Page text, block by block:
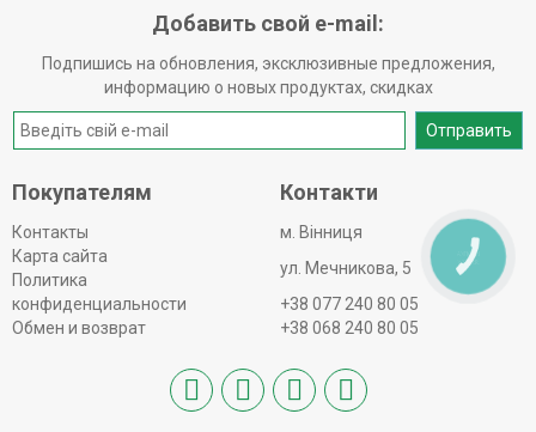
Добавить свой e-mail:
Подпишись на обновления, эксклюзивные предложения,
информацию о новых продуктах, скидках
Отправить
Покупателям
Контакты
Карта сайта
Политика
конфиденциальности
Обмен и возврат
Контакти
м. Вінниця
ул. Мечникова, 5
+38 077 240 80 05
+38 068 240 80 05
КНОПКА
ЗВ'ЯЗКУ